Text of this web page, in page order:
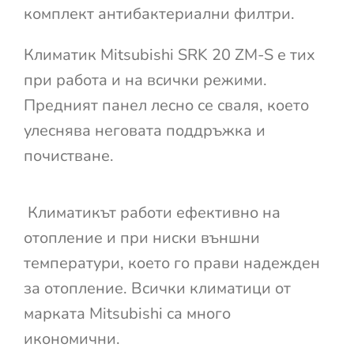
комплект антибактериални филтри.
Климатик Mitsubishi SRK 20 ZM-S е тих
при работа и на всички режими.
Предният панел лесно се сваля, което
улеснява неговата поддръжка и
почистване.
Климатикът работи ефективно на
отопление и при ниски външни
температури, което го прави надежден
за отопление. Всички климатици от
марката Mitsubishi са много
икономични.